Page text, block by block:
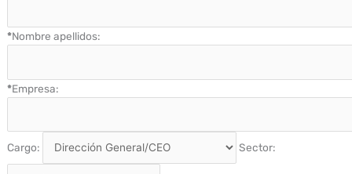
*Nombre apellidos:
*Empresa:
Cargo: Sector: